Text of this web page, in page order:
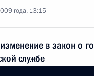
года, 13:15
в закон о
службе